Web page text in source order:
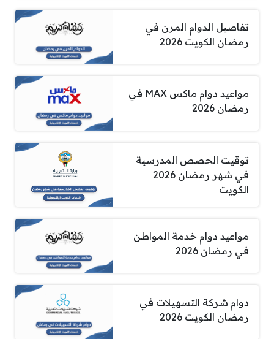
تفاصيل الدوام المرن في
رمضان الكويت 2026
مواعيد دوام ماكس MAX في
رمضان 2026
توقيت الحصص المدرسية
في شهر رمضان 2026
الكويت
مواعيد دوام خدمة المواطن
في رمضان 2026
دوام شركة التسهيلات في
رمضان الكويت 2026